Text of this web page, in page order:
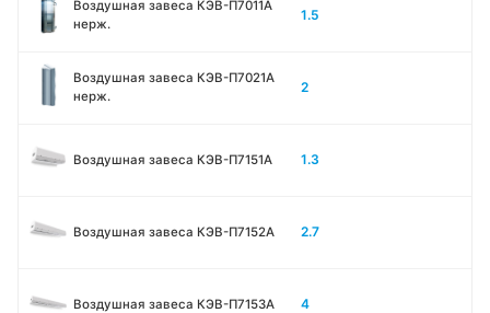
Воздушная завеса КЭВ-П7011A
нерж.
1.5
Воздушная завеса КЭВ-П7021A
нерж.
2
Воздушная завеса КЭВ-П7151A 1.3
Воздушная завеса КЭВ-П7152A 2.7
Воздушная завеса КЭВ-П7153A 4